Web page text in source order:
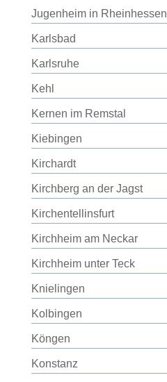
Jugenheim in Rheinhessen
Karlsbad
Karlsruhe
Kehl
Kernen im Remstal
Kiebingen
Kirchardt
Kirchberg an der Jagst
Kirchentellinsfurt
Kirchheim am Neckar
Kirchheim unter Teck
Knielingen
Kolbingen
Köngen
Konstanz